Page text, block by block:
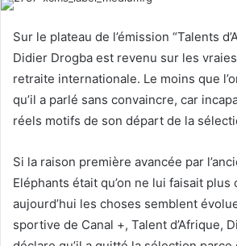
n
e
m
a
i
Sur le plateau de l’émission “Talents
Didier Drogba est revenu sur les
retraite internationale. Le moins que
qu’il a parlé sans convaincre, car
réels motifs de son départ de la
Si la raison première avancée par
Eléphants était qu’on ne lui faisait plus
aujourd’hui les choses semblent
sportive de Canal +, Talent d’Afrique,